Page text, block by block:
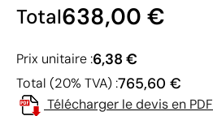
Total638,00 €
Prix unitaire :6,38 €
Total (20% TVA) :765,60 €
Télécharger le devis en PDF